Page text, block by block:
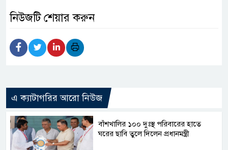
নিউজটি শেয়ার করুন
এ ক্যাটাগরির আরো নিউজ
বাঁশখালির ১০০ দুঃস্থ পরিবারের হাতে
ঘরের ছাবি তুলে দিলেন প্রধানমন্ত্রী